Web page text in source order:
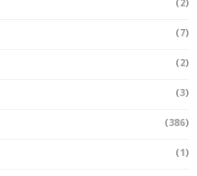
(2)
(7)
(2)
(3)
(386)
(1)